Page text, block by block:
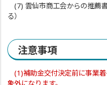
(7) 雲仙市商工会からの推薦
る）
注意事項
(1)補助金交付決定前に事業